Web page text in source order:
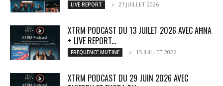
LIVE REPORT 27 JUILLET 2026
XTRM PODCAST DU 13 JUILET 2026 AVEC AĦNA
+ LIVE REPORT...
FREQUENCE MUTINE 15 JUILLET 2026
XTRM PODCAST DU 29 JUIN 2026 AVEC